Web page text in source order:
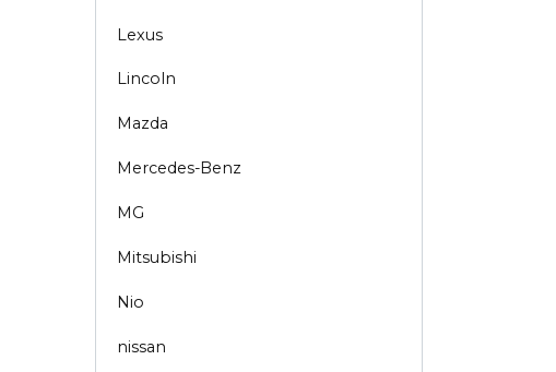
Lexus
Lincoln
Mazda
Mercedes-Benz
MG
Mitsubishi
Nio
nissan